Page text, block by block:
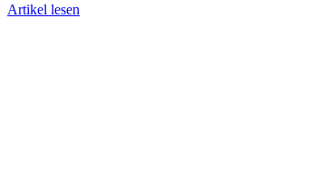
Artikel lesen